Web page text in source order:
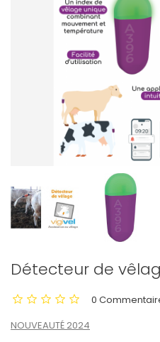
Détecteur de
0
NOUVEAUTÉ 2024